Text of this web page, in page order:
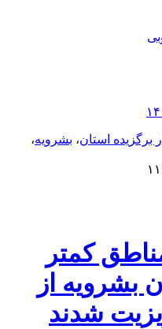
برگزیده استان، بشرویه،
مناطق کمتر
بشرویه از
شدند